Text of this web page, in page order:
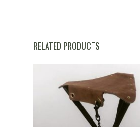
RELATED PRODUCTS